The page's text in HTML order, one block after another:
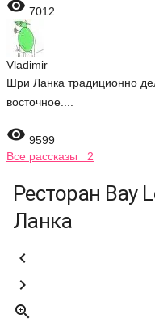
 7012
Vladimir
Шри Ланка традиционно
восточное....
 9599
Все рассказы 2
Ресторан Bay
Ланка


